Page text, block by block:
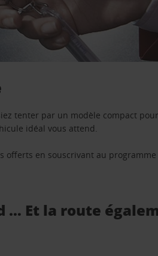
tenter par un modèle compact
idéal vous attend.
offerts en souscrivant au
… Et la route